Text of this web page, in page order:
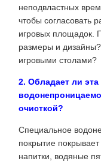
неподвластных
чтобы согласовать
игровых площадок.
размеры и
игровыми столами?
2. Обладает ли эта
очисткой?
Специальное
покрытие
напитки, водяные